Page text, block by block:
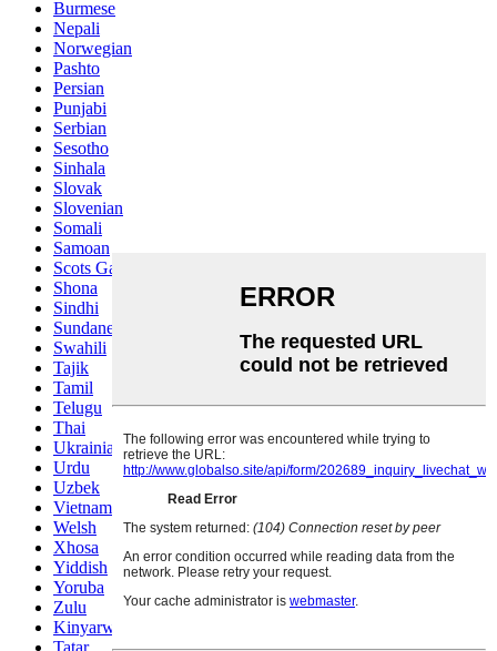
Burmese
Nepali
Norwegian
Pashto
Persian
Punjabi
Serbian
Sesotho
Sinhala
Slovak
Slovenian
Somali
Samoan
Scots Gaelic
Shona
Sindhi
Sundanese
Swahili
Tajik
Tamil
Telugu
Thai
Ukrainian
Urdu
Uzbek
Vietnamese
Welsh
Xhosa
Yiddish
Yoruba
Zulu
Kinyarwanda
Tatar